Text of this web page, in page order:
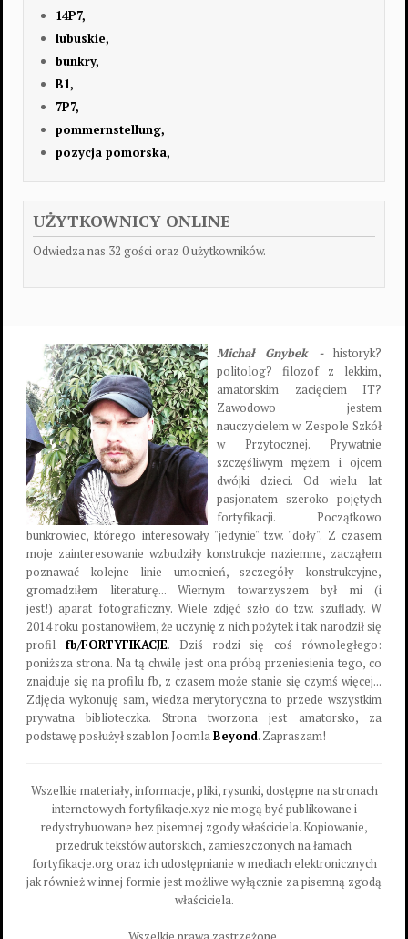
14P7,
lubuskie,
bunkry,
B1,
7P7,
pommernstellung,
pozycja pomorska,
UŻYTKOWNICY ONLINE
Odwiedza nas 32 gości oraz 0 użytkowników.
Michał Gnybek - historyk?
politolog? filozof z lekkim,
amatorskim zacięciem IT?
Zawodowo jestem
nauczycielem w Zespole Szkół
w Przytocznej. Prywatnie
szczęśliwym mężem i ojcem
dwójki dzieci. Od wielu lat
pasjonatem szeroko pojętych
fortyfikacji. Początkowo
bunkrowiec, którego interesowały "jedynie" tzw. "doły". Z czasem
moje zainteresowanie wzbudziły konstrukcje naziemne, zacząłem
poznawać kolejne linie umocnień, szczegóły konstrukcyjne,
gromadziłem literaturę... Wiernym towarzyszem był mi (i
jest!) aparat fotograficzny. Wiele zdjęć szło do tzw. szuflady. W
2014 roku postanowiłem, że uczynię z nich pożytek i tak narodził się
profil fb/FORTYFIKACJE. Dziś rodzi się coś równoległego:
poniższa strona. Na tą chwilę jest ona próbą przeniesienia tego, co
znajduje się na profilu fb, z czasem może stanie się czymś więcej...
Zdjęcia wykonuję sam, wiedza merytoryczna to przede wszystkim
prywatna biblioteczka. Strona tworzona jest amatorsko, za
podstawę posłużył szablon JoomlaBeyond. Zapraszam!
Wszelkie materiały, informacje, pliki, rysunki, dostępne na stronach
internetowych fortyfikacje.xyz nie mogą być publikowane i
redystrybuowane bez pisemnej zgody właściciela. Kopiowanie,
przedruk tekstów autorskich, zamieszczonych na łamach
fortyfikacje.org oraz ich udostępnianie w mediach elektronicznych
jak również w innej formie jest możliwe wyłącznie za pisemną zgodą
właściciela.